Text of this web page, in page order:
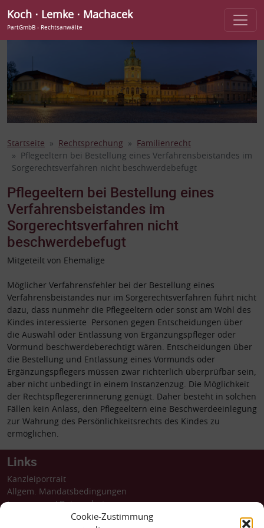
Cookie-Zustimmung
Koch ⋅ Lemke ⋅ Machacek
PartGmbB - Rechtsanwälte
Startseite Rechtsprechung
Familienrecht
Pflegeeltern bei Bestellung eines Verfahrensbeistandes im
Sorgerechtsverfahren nicht beschwerdebefugt
Pflegeeltern bei Bestellung eines
Verfahrensbeistandes im
Sorgerechtsverfahren nicht
beschwerdebefugt
Mitgeteilt von Ehemalige
Möglicher Verfahrensfehler bei der Bestellung eines
Verfahrensbeistandes nur im Sorgerechtsverfahren führt nicht
dazu, dass nunmehr die Pflegeeltern oder sonst am Wohl des
Kindes interessierte Personen gegen Entscheidungen über
die Auswahl oder Entlassung von Ergänzungspfleger oder
Vormund beschwerdeberechtigt wären. Entscheidungen über
die Bestellung und Entlassung eines Vormunds oder
Ergänzungspflegers müssen zwar richterlich überprüfbar sein,
aber nicht unbedingt in einem Instanzenzug. Die Möglichkeit
der Rechtspflegererinnerung genügt. Daher besteht in solchen
Fällen kein Anlass, den Pflegeeltern eine Beschwerdeeinlegung
zur Wahrung des Persönlichkeitsrechts des Kindes zu
ermöglichen.
Links
Kanzleiportrait
Allgem. Mandatsbedingungen
Impressum/Datenschutz